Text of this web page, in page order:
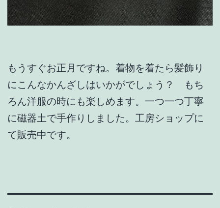
もうすぐお正月ですね。着物を着たら髪飾り
にこんなかんざしはいかがでしょう？ もち
ろん洋服の時にも楽しめます。一つ一つ丁寧
に磁器土で手作りしました。工房ショップに
て販売中です。